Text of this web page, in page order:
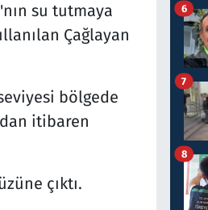
su tutmaya
Çağlayan
bölgede
itibaren
çıktı.
6
7
8